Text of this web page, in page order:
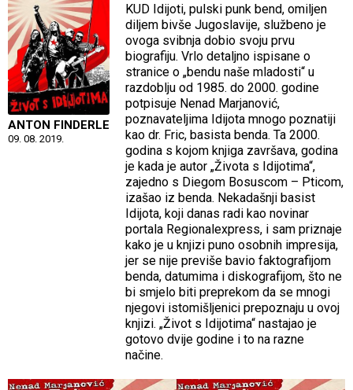
ANTON FINDERLE
09. 08. 2019.
KUD Idijoti, pulski punk bend, omiljen
diljem bivše Jugoslavije, službeno je
ovoga svibnja dobio svoju prvu
biografiju. Vrlo detaljno ispisane o
stranice o „bendu naše mladosti“ u
razdoblju od 1985. do 2000. godine
potpisuje Nenad Marjanović,
poznavateljima Idijota mnogo poznatiji
kao dr. Fric, basista benda. Ta 2000.
godina s kojom knjiga završava, godina
je kada je autor „Života s Idijotima“,
zajedno s Diegom Bosuscom – Pticom,
izašao iz benda. Nekadašnji basist
Idijota, koji danas radi kao novinar
portala Regionalexpress, i sam priznaje
kako je u knjizi puno osobnih impresija,
jer se nije previše bavio faktografijom
benda, datumima i diskografijom, što ne
bi smjelo biti preprekom da se mnogi
njegovi istomišljenici prepoznaju u ovoj
knjizi. „Život s Idijotima“ nastajao je
gotovo dvije godine i to na razne
načine.